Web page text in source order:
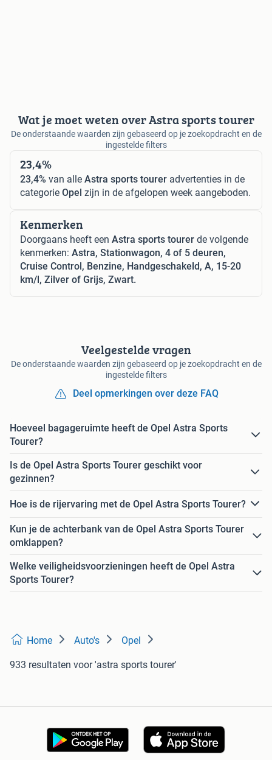
Wat je moet weten over Astra sports tourer
De onderstaande waarden zijn gebaseerd op je zoekopdracht en de
ingestelde filters
23,4%
23,4% van alle Astra sports tourer advertenties in de
categorie Opel zijn in de afgelopen week aangeboden.
Kenmerken
Doorgaans heeft een Astra sports tourer de volgende
kenmerken: Astra, Stationwagon, 4 of 5 deuren,
Cruise Control, Benzine, Handgeschakeld, A, 15-20
km/l, Zilver of Grijs, Zwart.
Veelgestelde vragen
De onderstaande waarden zijn gebaseerd op je zoekopdracht en de
ingestelde filters
Deel opmerkingen over deze FAQ
Hoeveel bagageruimte heeft de Opel Astra Sports
Tourer?
Is de Opel Astra Sports Tourer geschikt voor
gezinnen?
Hoe is de rijervaring met de Opel Astra Sports Tourer?
Kun je de achterbank van de Opel Astra Sports Tourer
omklappen?
Welke veiligheidsvoorzieningen heeft de Opel Astra
Sports Tourer?
Home Auto's Opel
933 resultaten voor 'astra sports tourer'